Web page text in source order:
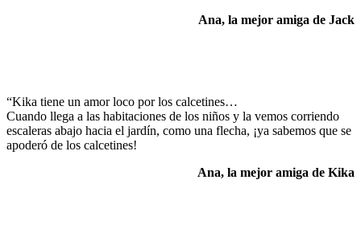
Ana, la mejor amiga de Jack
“Kika tiene un amor loco por los calcetines…
Cuando llega a las habitaciones de los niños y la vemos corriendo
escaleras abajo hacia el jardín, como una flecha, ¡ya sabemos que se
apoderó de los calcetines!
Ana, la mejor amiga de Kika